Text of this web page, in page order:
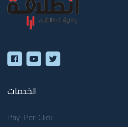
الخدمات
Pay-Per-Click